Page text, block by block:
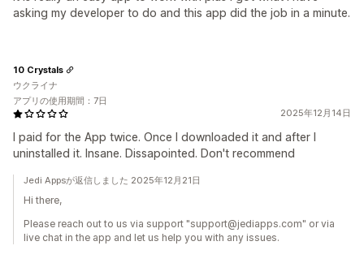
asking my developer to do and this app did the job in a minute.
2025年12月14日
I paid for the App twice. Once I downloaded it and after I
uninstalled it. Insane. Dissapointed. Don't recommend
10 Crystals
ウクライナ
アプリの使用期間：7日
Jedi Appsが返信しました 2025年12月21日
Hi there,
Please reach out to us via support "support@jediapps.com" or via
live chat in the app and let us help you with any issues.